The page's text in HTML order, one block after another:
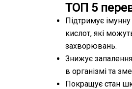
ТОП 5
Підтримує
кислот, які
захворювань.
Знижує
в організмі та
Покращує стан